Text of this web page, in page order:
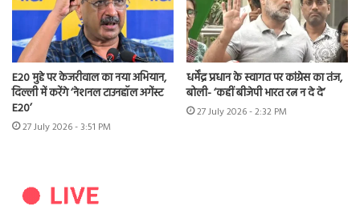
E20 मुद्दे पर केजरीवाल का नया अभियान,
दिल्ली में करेंगे ‘नेशनल टाउनहॉल अगेंस्ट
E20’
27 July 2026 - 3:51 PM
धर्मेंद्र प्रधान के स्वागत पर कांग्रेस का तंज,
बोली- ‘कहीं बीजेपी भारत रत्न न दे दे’
27 July 2026 - 2:32 PM